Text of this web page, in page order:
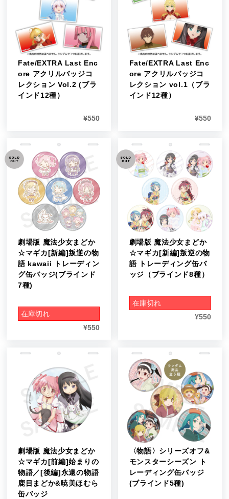
Fate/EXTRA Last Enc
ore アクリルバッジコ
レクション Vol.2 (ブラ
インド12種）
¥550
Fate/EXTRA Last Enc
ore アクリルバッジコ
レクション vol.1（ブラ
インド12種）
¥550
劇場版 魔法少女まどか
☆マギカ[新編]叛逆の物
語 kawaii トレーディン
グ缶バッジ(ブラインド
7種)
在庫切れ
¥550
劇場版 魔法少女まどか
☆マギカ[新編]叛逆の物
語 トレーディング缶バ
ッジ（ブラインド8種）
在庫切れ
¥550
劇場版 魔法少女まどか
☆マギカ[前編]始まりの
物語／[後編]永遠の物語
鹿目まどか&暁美ほむら
缶バッジ
〈物語〉シリーズオフ&
モンスターシーズン ト
レーディング缶バッジ
(ブラインド5種)